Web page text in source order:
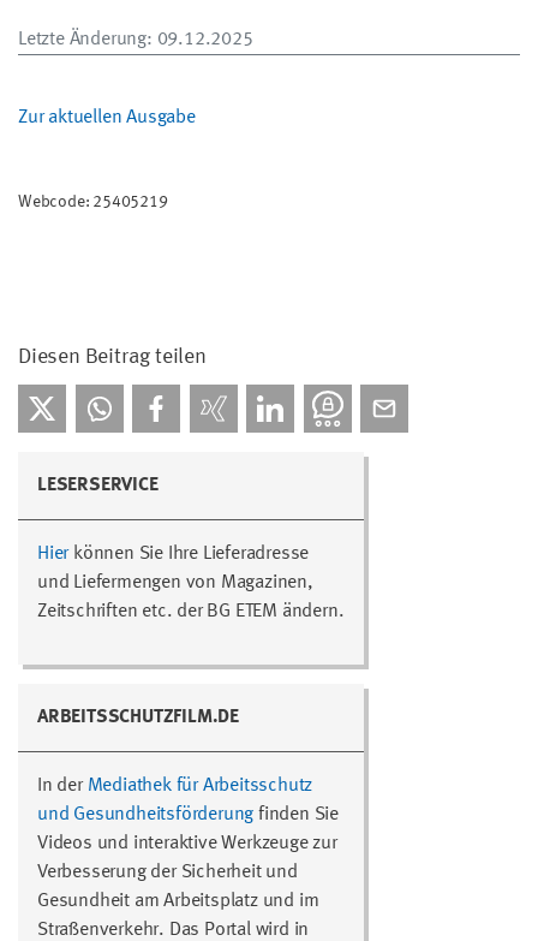
Letzte Änderung: 09.12.2025
Zur aktuellen Ausgabe
Webcode: 25405219
Diesen Beitrag teilen
LESERSERVICE
Hier können Sie Ihre Lieferadresse
und Liefermengen von Magazinen,
Zeitschriften etc. der BG ETEM ändern.
ARBEITSSCHUTZFILM.DE
In der Mediathek für Arbeitsschutz
und Gesundheitsförderung finden Sie
Videos und interaktive Werkzeuge zur
Verbesserung der Sicherheit und
Gesundheit am Arbeitsplatz und im
Straßenverkehr. Das Portal wird in